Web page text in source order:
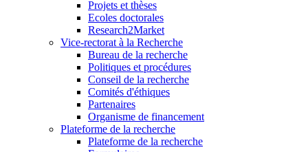
Projets et thèses
Ecoles doctorales
Research2Market
Vice-rectorat à la Recherche
Bureau de la recherche
Politiques et procédures
Conseil de la recherche
Comités d'éthiques
Partenaires
Organisme de financement
Plateforme de la recherche
Plateforme de la recherche